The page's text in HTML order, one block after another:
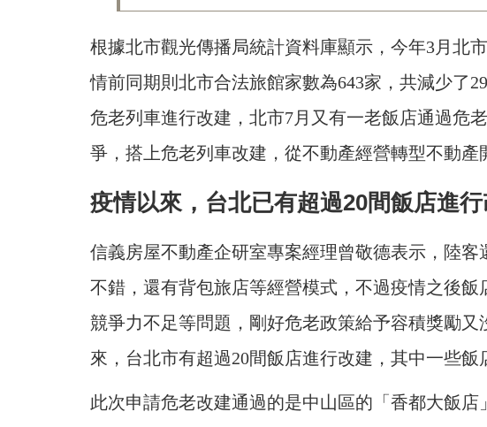
根據北市觀光傳播局統計資料庫顯示，今年3月北
情前同期則北市合法旅館家數為643家，共減少了
危老列車進行改建，北市7月又有一老飯店通過危
爭，搭上危老列車改建，從不動產經營轉型不動產
疫情以來，台北已有超過20間飯店進
信義房屋不動產企研室專案經理曾敬德表示，陸
不錯，還有背包旅店等經營模式，不過疫情之後
競爭力不足等問題，剛好危老政策給予容積獎勵
來，台北市有超過20間飯店進行改建，其中一些飯
此次申請危老改建通過的是中山區的「香都大飯